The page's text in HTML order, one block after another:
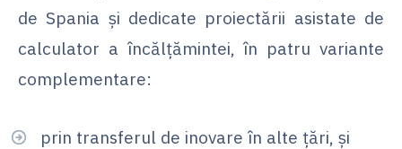
de Spania și dedicate proiectării asistate de
calculator a încălțămintei, în patru variante
complementare:
prin transferul de inovare în alte țări, și